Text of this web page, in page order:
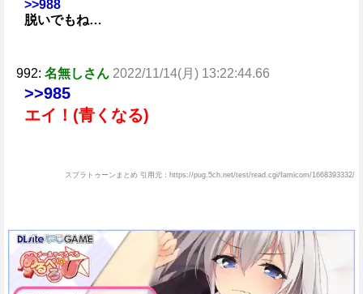
>>988
脱いでもね…
992: 名無しさん 2022/11/14(月) 13:22:44.66
>>985
エイ！(青くなる)
スプラトゥーンまとめ 引用元：https://pug.5ch.net/test/read.cgi/famicom/1668393332/